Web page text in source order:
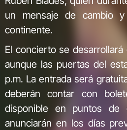
un mensaje de cambio
continente.
El concierto se
aunque las puertas del
p.m. La entrada será
deberán contar con
disponible en puntos de
anunciarán en los días